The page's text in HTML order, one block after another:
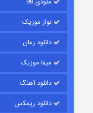
قسمت
نواز موزیک
دانلود رمان
میفا موزیک
دانلود آهنگ
دانلود ریمکس